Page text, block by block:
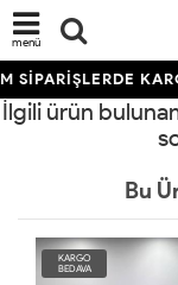
menü
SİPARİŞLERDE
İlgili ürün
Bu